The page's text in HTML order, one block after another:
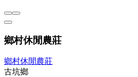
鄉村休閒農莊
鄉村休閒農莊
古坑鄉